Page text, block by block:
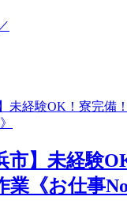
市】未経験
《お仕事